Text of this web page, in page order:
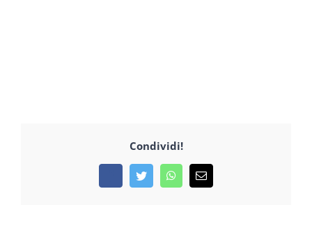
Condividi!
FacebookTwitterWhatsApp
Email